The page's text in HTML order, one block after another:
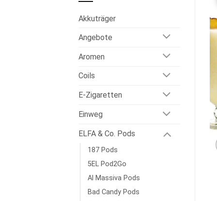
Akkuträger
Angebote
Aromen
Coils
E-Zigaretten
Einweg
ELFA & Co. Pods
187 Pods
5EL Pod2Go
Al Massiva Pods
Bad Candy Pods